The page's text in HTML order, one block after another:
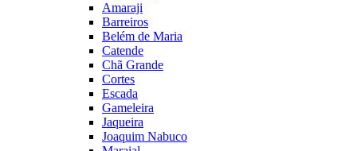
Amaraji
Barreiros
Belém de Maria
Catende
Chã Grande
Cortes
Escada
Gameleira
Jaqueira
Joaquim Nabuco